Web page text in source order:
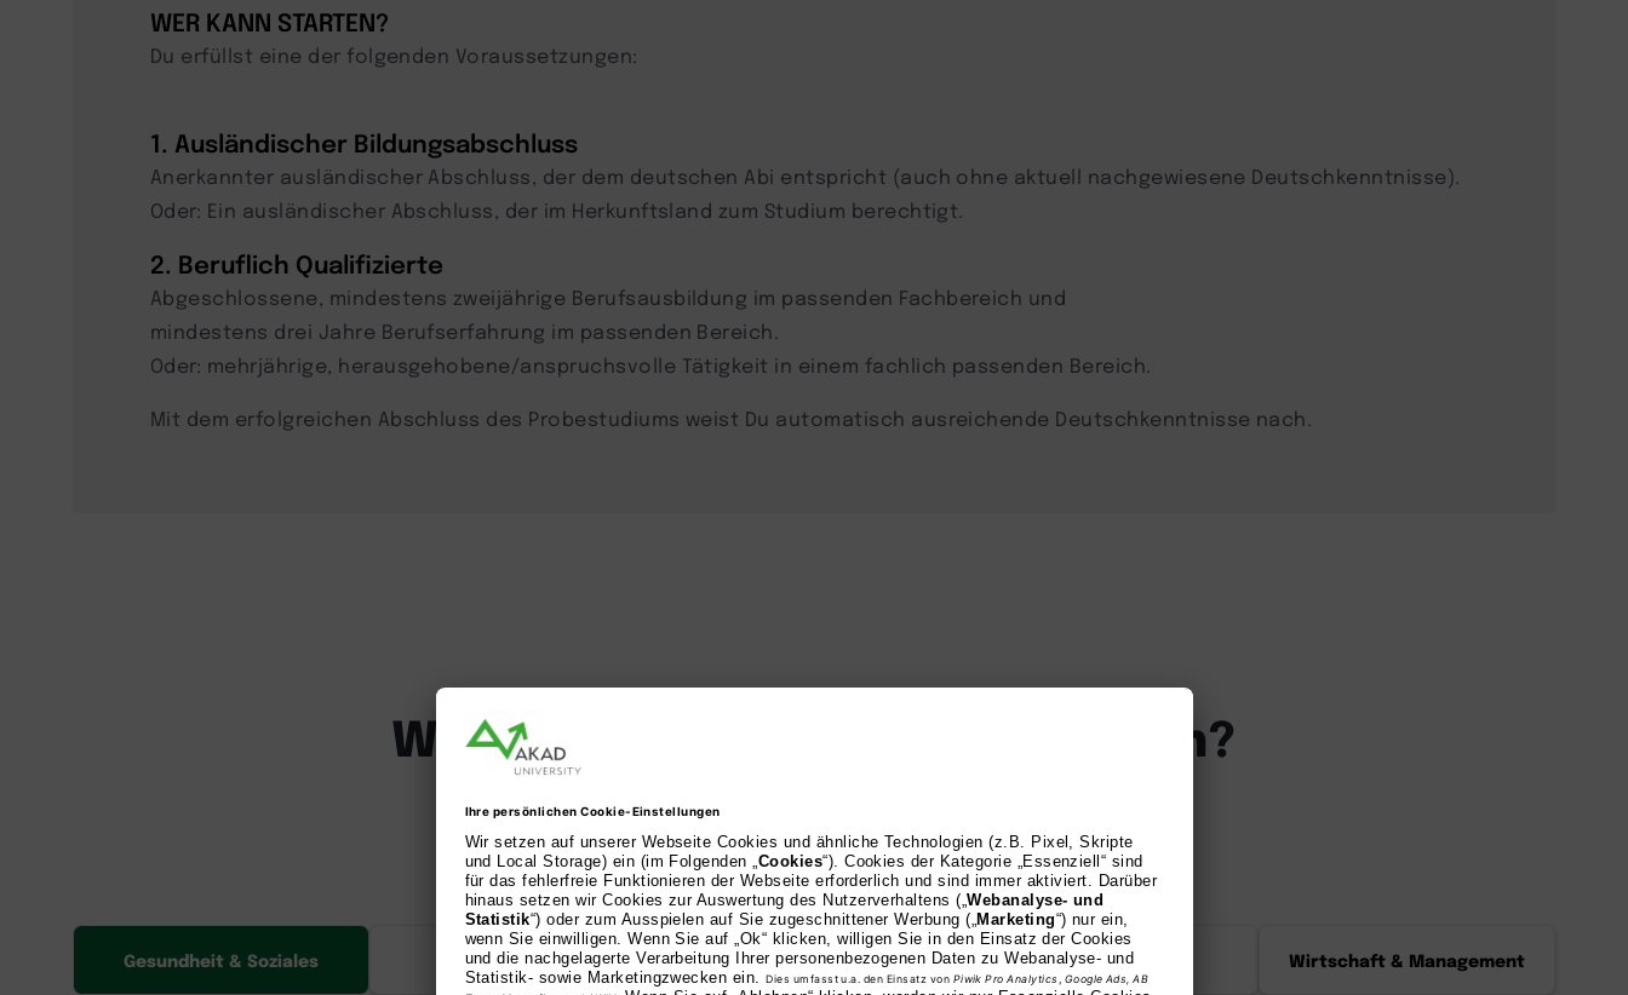
WER KANN STARTEN?
Du erfüllst eine der folgenden Voraussetzungen:
1. Ausländischer Bildungsabschluss
Anerkannter ausländischer Abschluss, der dem deutschen Abi entspricht (auch ohne aktuell nachgewiesene Deutschkenntnisse).
Oder: Ein ausländischer Abschluss, der im Herkunftsland zum Studium berechtigt.
2. Beruflich Qualifizierte
Abgeschlossene, mindestens zweijährige Berufsausbildung im passenden Fachbereich und
mindestens drei Jahre Berufserfahrung im passenden Bereich.
Oder: mehrjährige, herausgehobene/anspruchsvolle Tätigkeit in einem fachlich passenden Bereich.
Mit dem erfolgreichen Abschluss des Probestudiums weist Du automatisch ausreichende Deutschkenntnisse nach.
Welcher Studiengang darfs sein?
Jetzt Wunsch-Bachelor mit Deinem Probestudium starten!
Gesundheit & Soziales Informatik Kommunikation & Kultur Technik Wirtschaft & Management